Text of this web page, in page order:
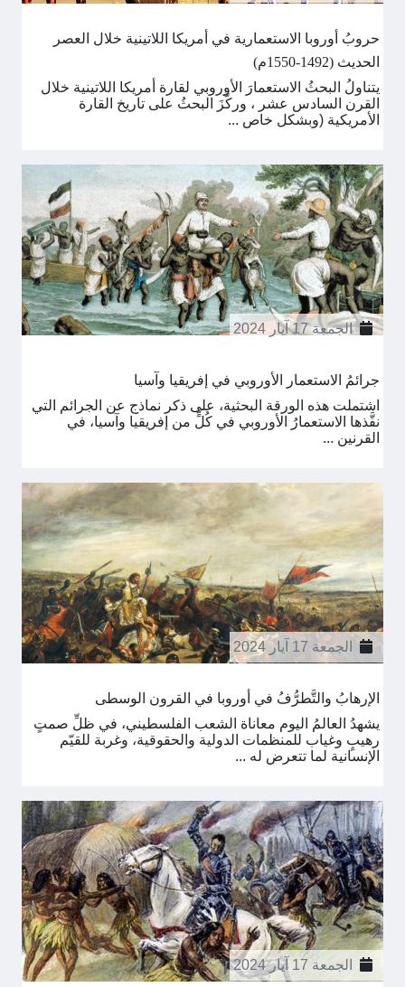
حروبُ أوروبا الاستعمارية في أمريكا اللاتينية خلال العصر
الحديث (1492-1550م)
يتناولُ البحثُ الاستعمارَ الأوروبي لقارة أمريكا اللاتينية خلال
القرن السادس عشر ، وركَّزَ البحثُ على تاريخ القارة
الأمريكية (وبشكل خاص ...
الجمعة 17 آيار 2024
جرائمُ الاستعمار الأوروبي في إفريقيا وآسيا
اشتملت هذه الورقة البحثية، على ذكر نماذج عن الجرائم التي
نفَّذها الاستعمارُ الأوروبي في كُلٍّ من إفريقيا وآسيا، في
القرنين ...
الجمعة 17 آيار 2024
الإرهابُ والتَّطرُّفُ في أوروبا في القرون الوسطى
يشهدُ العالمُ اليوم معاناة الشعب الفلسطيني، في ظلِّ صمتٍ
رهيبٍ وغياب للمنظمات الدولية والحقوقية، وغربة للقيّم
الإنسانية لما تتعرض له ...
الجمعة 17 آيار 2024